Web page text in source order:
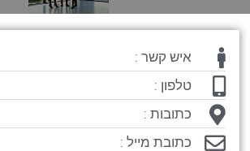
איש קשר :
טלפון :
כתובות :
כתובת מייל :